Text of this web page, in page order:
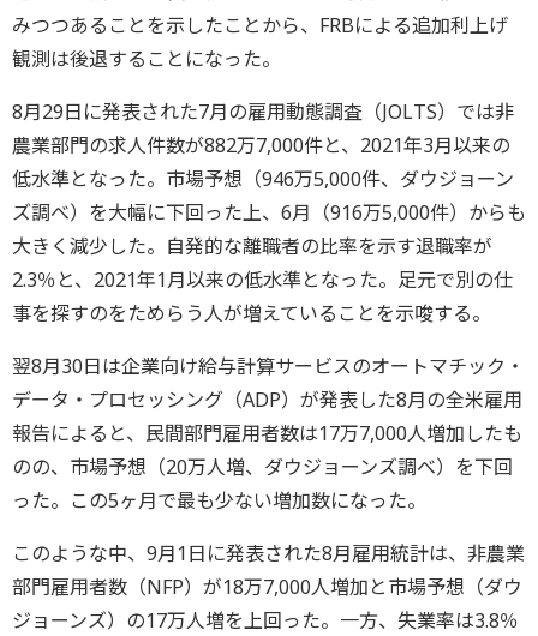
みつつあることを示したことから、FRBによる追加利上げ
観測は後退することになった。
8月29日に発表された7月の雇用動態調査（JOLTS）では非
農業部門の求人件数が882万7,000件と、2021年3月以来の
低水準となった。市場予想（946万5,000件、ダウジョーン
ズ調べ）を大幅に下回った上、6月（916万5,000件）からも
大きく減少した。自発的な離職者の比率を示す退職率が
2.3％と、2021年1月以来の低水準となった。足元で別の仕
事を探すのをためらう人が増えていることを示唆する。
翌8月30日は企業向け給与計算サービスのオートマチック・
データ・プロセッシング（ADP）が発表した8月の全米雇用
報告によると、民間部門雇用者数は17万7,000人増加したも
のの、市場予想（20万人増、ダウジョーンズ調べ）を下回
った。この5ヶ月で最も少ない増加数になった。
このような中、9月1日に発表された8月雇用統計は、非農業
部門雇用者数（NFP）が18万7,000人増加と市場予想（ダウ
ジョーンズ）の17万人増を上回った。一方、失業率は3.8％